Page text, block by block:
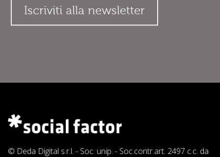
© Deda Digital s.r.l. - Soc. unip. - Soc.contr.art. 2497 c.c. da